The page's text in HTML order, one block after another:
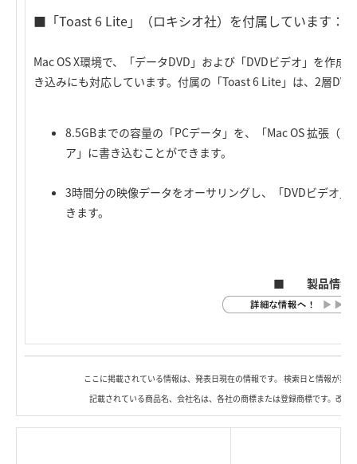
■「Toast 6 Lite」（ロキシオ社）を付属しています：
Mac OS X環境で、「データDVD」および「DVDビデオ」を作成
き込みにも対応しています。付属の「Toast 6 Lite」は、2層
8.5GBまでの容量の「PCデータ」を、「Mac OS 拡張（
ア」に書き込むことができます。
3時間分の映像データをオーサリングし、「DVDビデオ
きます。
■ 製品情
ここに掲載されている情報は、発表日現在の情報です。 検索日と情報が異
記載されている商品名、会社名は、各社の商標または登録商標です。改